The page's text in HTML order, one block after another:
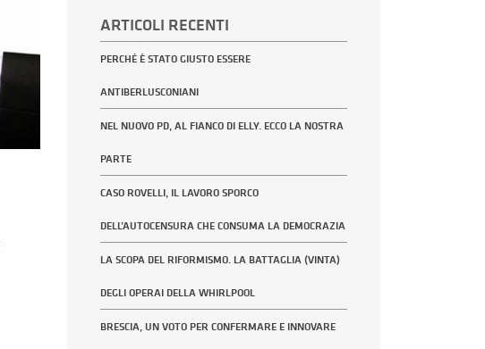
ARTICOLI RECENTI
PERCHÉ È STATO GIUSTO ESSERE
ANTIBERLUSCONIANI
NEL NUOVO PD, AL FIANCO DI ELLY. ECCO LA NOSTRA
PARTE
CASO ROVELLI, IL LAVORO SPORCO
DELL’AUTOCENSURA CHE CONSUMA LA DEMOCRAZIA
LA SCOPA DEL RIFORMISMO. LA BATTAGLIA (VINTA)
DEGLI OPERAI DELLA WHIRLPOOL
BRESCIA, UN VOTO PER CONFERMARE E INNOVARE